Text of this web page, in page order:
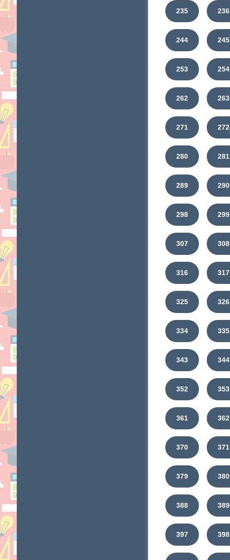
235 236
244 245
253 254
262 263
271 272
280 281
289 290
298 299
307 308
316 317
325 326
334 335
343 344
352 353
361 362
370 371
379 380
388 389
397 398